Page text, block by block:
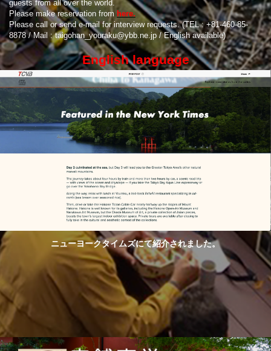
guests from all over the world.
Please make reservation from here.
Please call or send e-mail for interview requests. (TEL : +81-460-85-
8878 / Mail : taigohan_youraku@ybb.ne.jp / English available)
English language
ニューヨークタイムズにて紹介されました。